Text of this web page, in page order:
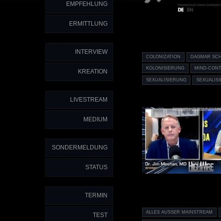
EMPFEHLUNG
ERMITTLUNG
INTERVIEW
KREATION
LIVESTREAM
MEDIUM
SONDERMELDUNG
STATUS
TERMIN
TEST
COLONIZATION DAGMAR
KOLONISIERUNG MIND-
SEXUALISIERUNG
ALLES AUSSER MAINSTREAM